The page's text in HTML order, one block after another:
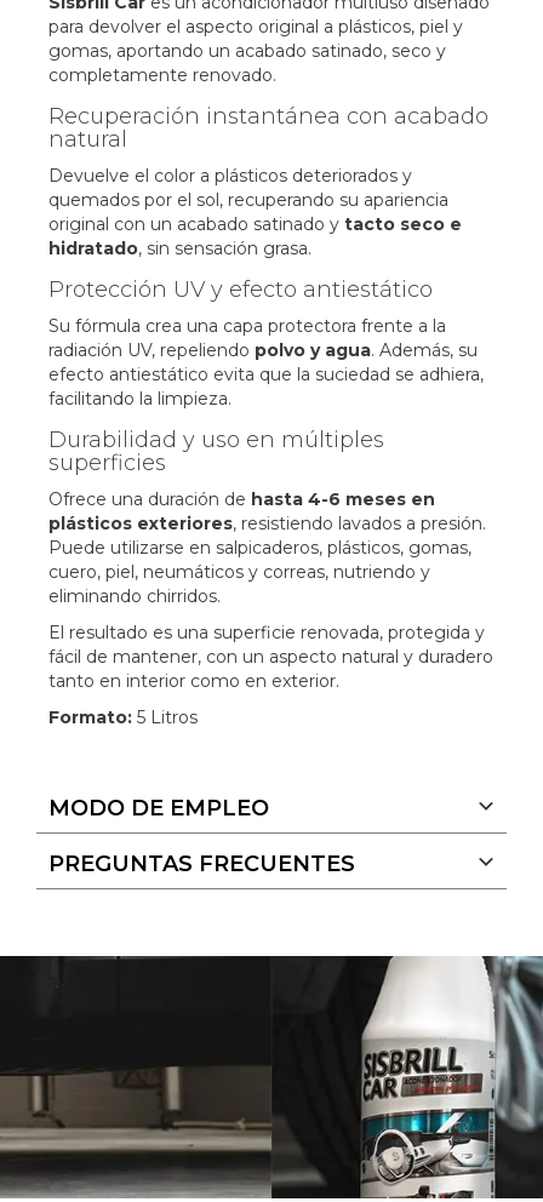
para devolver el aspecto original a plásticos, piel y
gomas, aportando un acabado satinado, seco y
completamente renovado.
Recuperación instantánea con acabado
natural
Devuelve el color a plásticos deteriorados y
quemados por el sol, recuperando su apariencia
original con un acabado satinado y tacto seco e
hidratado, sin sensación grasa.
Protección UV y efecto antiestático
Su fórmula crea una capa protectora frente a la
radiación UV, repeliendo polvo y agua. Además, su
efecto antiestático evita que la suciedad se adhiera,
facilitando la limpieza.
Durabilidad y uso en múltiples
superficies
Ofrece una duración de hasta 4-6 meses en
plásticos exteriores, resistiendo lavados a presión.
Puede utilizarse en salpicaderos, plásticos, gomas,
cuero, piel, neumáticos y correas, nutriendo y
eliminando chirridos.
El resultado es una superficie renovada, protegida y
fácil de mantener, con un aspecto natural y duradero
tanto en interior como en exterior.
Formato: 5 Litros
MODO DE EMPLEO
PREGUNTAS FRECUENTES